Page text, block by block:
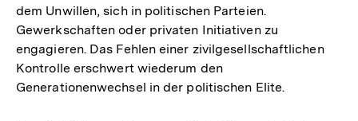
dem Unwillen, sich in politischen Parteien.
Gewerkschaften oder privaten Initiativen zu
engagieren. Das Fehlen einer zivilgesellschaftlichen
Kontrolle erschwert wiederum den
Generationenwechsel in der politischen Elite.